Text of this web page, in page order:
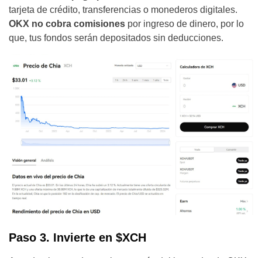
tarjeta de crédito, transferencias o monederos digitales.
OKX no cobra comisiones por ingreso de dinero, por lo
que, tus fondos serán depositados sin deducciones.
Paso 3. Invierte en $XCH